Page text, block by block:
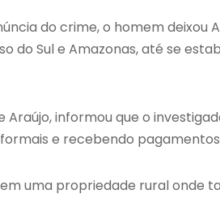
do crime, o homem deixou
do Sul e Amazonas, até se
Araújo, informou que o
e recebendo
uma propriedade rural onde